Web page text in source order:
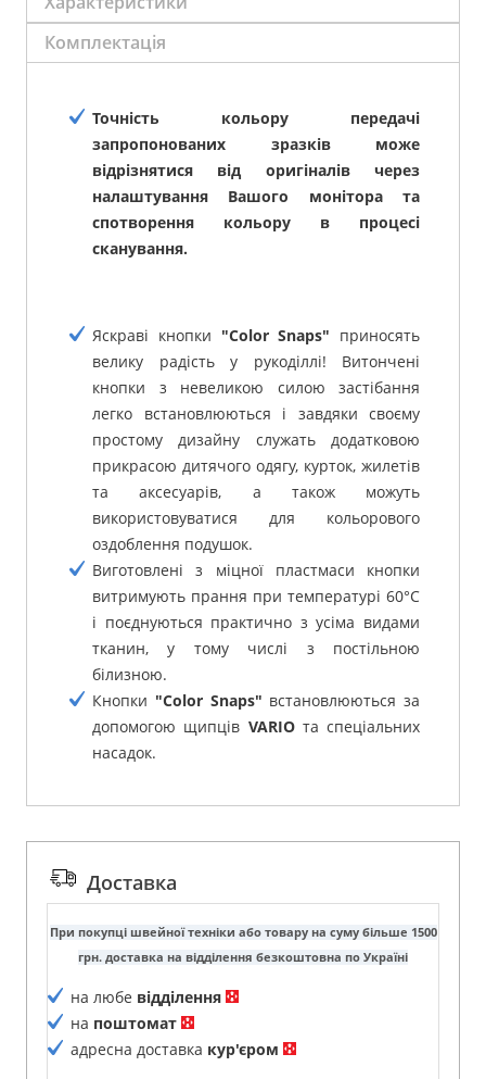
Комплектація
Точність кольору передачі
запропонованих зразків може
відрізнятися від оригіналів через
налаштування Вашого монітора та
спотворення кольору в процесі
сканування.
Яскраві кнопки "Color Snaps" приносять
велику радість у рукоділлі! Витончені
кнопки з невеликою силою застібання
легко встановлюються і завдяки своєму
простому дизайну служать додатковою
прикрасою дитячого одягу, курток, жилетів
та аксесуарів, а також можуть
використовуватися для кольорового
оздоблення подушок.
Виготовлені з міцної пластмаси кнопки
витримують прання при температурі 60°C
і поєднуються практично з усіма видами
тканин, у тому числі з постільною
білизною.
Кнопки "Color Snaps" встановлюються за
допомогою щипців VARIOта спеціальних
насадок.
Доставка
При покупці швейної техніки або товару на суму більше 1500
грн. доставка на відділення безкоштовна по Україні
на любе відділення
на поштомат
адресна доставка кур'єром